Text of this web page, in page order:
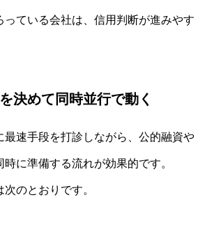
っている会社は、信用判断が進みやす
決めて同時並行で動く
最速手段を打診しながら、公的融資や
に準備する流れが効果的です。
のとおりです。